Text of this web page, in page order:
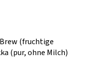
(fruchtige
(pur, ohne Milch)